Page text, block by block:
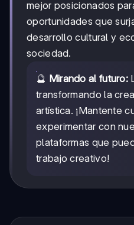
mejor posicionados
oportunidades que
desarrollo cultural y
sociedad.
🔮 Mirando al futuro:
transformando la
artística. ¡Mantente
experimentar con
plataformas que
trabajo creativo!